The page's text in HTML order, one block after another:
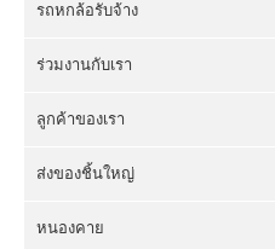
รถหกล้อรับจ้าง
ร่วมงานกับเรา
ลูกค้าของเรา
ส่งของชิ้นใหญ่
หนองคาย